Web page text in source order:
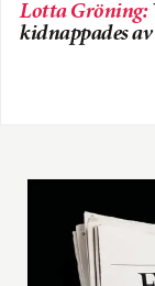
Lotta Gröning:
kidnappades av